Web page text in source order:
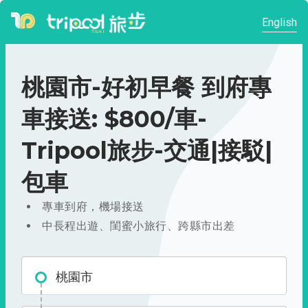
English
桃園市-好初早餐 到府專
車接送: $800/車-
Tripool旅步-交通|接駁|
包車
專車到府，機場接送
中長程出遊、閨蜜小旅行、跨縣市出差
桃園市